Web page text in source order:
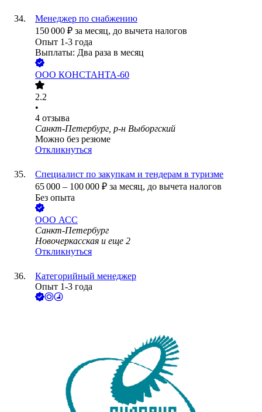
Менеджер по снабжению
150 000 ₽ за месяц, до вычета налогов
Опыт 1-3 года
Выплаты: Два раза в месяц
ООО КОНСТАНТА-60
2.2
•
4 отзыва
Санкт-Петербург, р-н Выборгский
Можно без резюме
Откликнуться
Специалист по закупкам и тендерам в туризме
65 000 – 100 000 ₽ за месяц, до вычета налогов
Без опыта
ООО АСС
Санкт-Петербург
Новочеркасская и еще 2
Откликнуться
Категорийный менеджер
Опыт 1-3 года